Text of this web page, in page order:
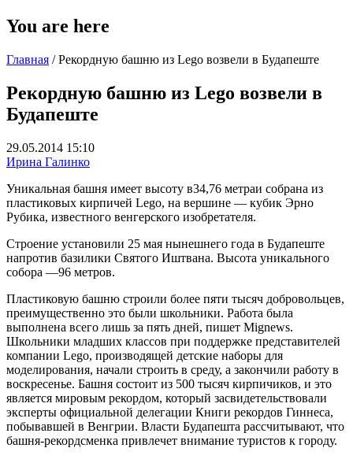
You are here
Главная / Рекордную башню из Lego возвели в Будапеште
Рекордную башню из Lego возвели в
Будапеште
29.05.2014 15:10
Ирина Галинко
Уникальная башня имеет высоту в34,76 метраи собрана из
пластиковых кирпичей Lego, на вершине — кубик Эрно
Рубика, известного венгерского изобретателя.
Строение установили 25 мая нынешнего года в Будапеште
напротив базилики Святого Иштвана. Высота уникального
собора —96 метров.
Пластиковую башню строили более пяти тысяч добровольцев,
преимущественно это были школьники. Работа была
выполнена всего лишь за пять дней, пишет Mignews.
Школьники младших классов при поддержке представителей
компании Lego, производящей детские наборы для
моделирования, начали строить в среду, а закончили работу в
воскресенье. Башня состоит из 500 тысяч кирпичиков, и это
является мировым рекордом, который засвидетельствовали
эксперты официальной делегации Книги рекордов Гиннеса,
побывавшей в Венгрии. Власти Будапешта рассчитывают, что
башня-рекордсменка привлечет внимание туристов к городу.